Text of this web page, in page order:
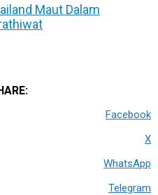
Maut Dalam
Facebook
X
WhatsApp
Telegram